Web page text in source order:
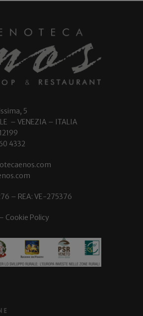
5
– VENEZIA – ITALIA
4332
– REA: VE-275376
Cookie Policy